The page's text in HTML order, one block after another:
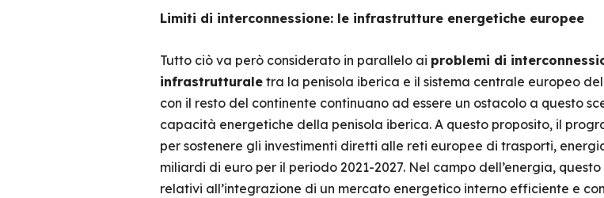
Limiti di interconnessione: le infrastrutture energetiche europee
Tutto ciò va però considerato in parallelo ai problemi di
infrastrutturaletra la penisola iberica e il sistema centrale europeo
con il resto del continente continuano ad essere un ostacolo a questo
capacità energetiche della penisola iberica. A questo proposito, il
per sostenere gli investimenti diretti alle reti europee di trasporti,
miliardi di euro per il periodo 2021-2027. Nel campo dell’energia,
relativi all’integrazione di un mercato energetico interno efficiente e